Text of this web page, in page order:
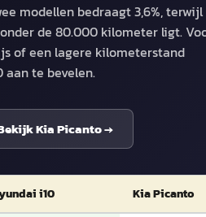
modellen bedraagt 3,6%, terwijl
de 80.000 kilometer ligt.
of een lagere kilometerstand
aan te bevelen.
Kia Picanto→
i10 Kia Picanto